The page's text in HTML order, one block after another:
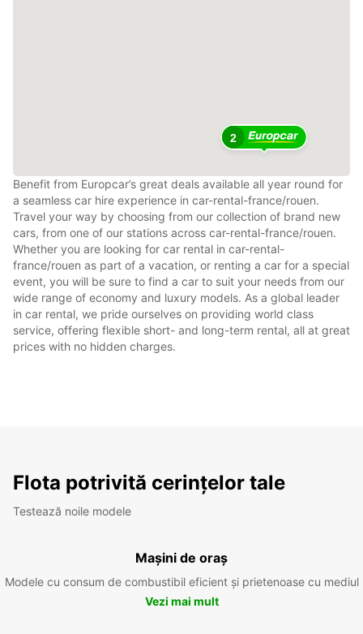
2
Benefit from Europcar’s great deals available all year round for
a seamless car hire experience in car-rental-france/rouen.
Travel your way by choosing from our collection of brand new
cars, from one of our stations across car-rental-france/rouen.
Whether you are looking for car rental in car-rental-
france/rouen as part of a vacation, or renting a car for a special
event, you will be sure to find a car to suit your needs from our
wide range of economy and luxury models. As a global leader
in car rental, we pride ourselves on providing world class
service, offering flexible short- and long-term rental, all at great
prices with no hidden charges.
Flota potrivită cerințelor tale
Testează noile modele
Mașini de oraș
Modele cu consum de combustibil eficient și prietenoase cu mediul
Vezi mai mult